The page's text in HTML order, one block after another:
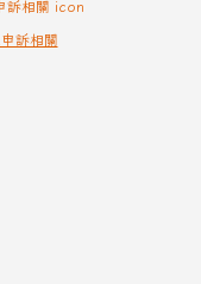
訴相關